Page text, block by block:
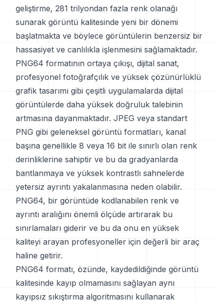
geliştirme, 281 trilyondan fazla renk olanağı
sunarak görüntü kalitesinde yeni bir dönemi
başlatmakta ve böylece görüntülerin benzersiz bir
hassasiyet ve canlılıkla işlenmesini sağlamaktadır.
PNG64 formatının ortaya çıkışı, dijital sanat,
profesyonel fotoğrafçılık ve yüksek çözünürlüklü
grafik tasarımı gibi çeşitli uygulamalarda dijital
görüntülerde daha yüksek doğruluk talebinin
artmasına dayanmaktadır. JPEG veya standart
PNG gibi geleneksel görüntü formatları, kanal
başına genellikle 8 veya 16 bit ile sınırlı olan renk
derinliklerine sahiptir ve bu da gradyanlarda
bantlanmaya ve yüksek kontrastlı sahnelerde
yetersiz ayrıntı yakalanmasına neden olabilir.
PNG64, bir görüntüde kodlanabilen renk ve
ayrıntı aralığını önemli ölçüde artırarak bu
sınırlamaları giderir ve bu da onu en yüksek
kaliteyi arayan profesyoneller için değerli bir araç
haline getirir.
PNG64 formatı, özünde, kaydedildiğinde görüntü
kalitesinde kayıp olmamasını sağlayan aynı
kayıpsız sıkıştırma algoritmasını kullanarak